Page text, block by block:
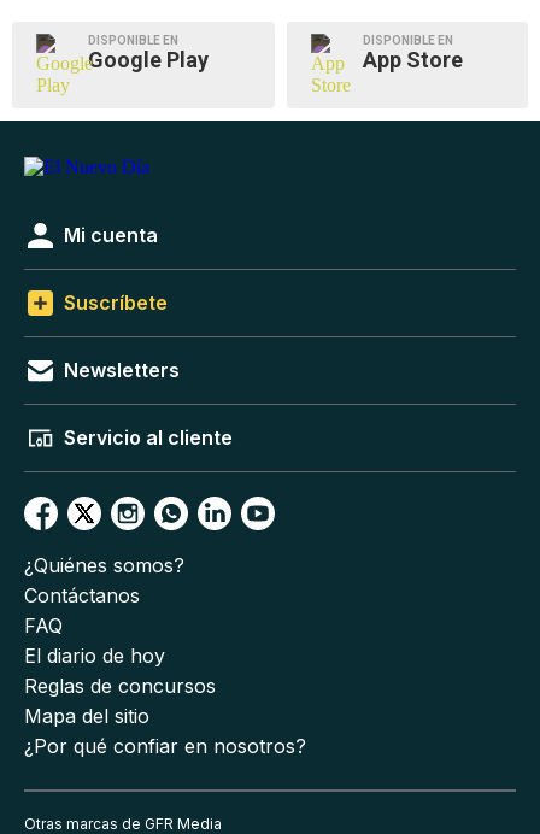
DISPONIBLE EN
Google Play
DISPONIBLE EN
App Store
Mi cuenta
Suscríbete
Newsletters
Servicio al cliente
¿Quiénes somos?
Contáctanos
FAQ
El diario de hoy
Reglas de concursos
Mapa del sitio
¿Por qué confiar en nosotros?
Otras marcas de GFR Media